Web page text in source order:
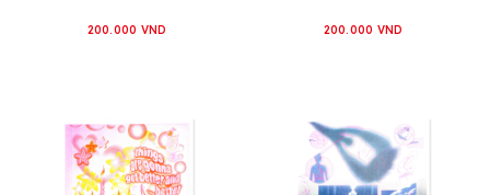
200.000 VND 200.000 VND